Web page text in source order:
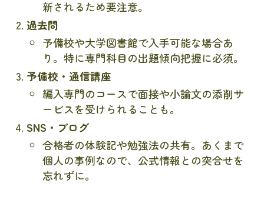
新されるため要注意。
過去問
予備校や大学図書館で入手可能な場合あ
り。特に専門科目の出題傾向把握に必須。
予備校・通信講座
編入専門のコースで面接や小論文の添削サ
ービスを受けられることも。
SNS・ブログ
合格者の体験記や勉強法の共有。あくまで
個人の事例なので、公式情報との突合せを
忘れずに。